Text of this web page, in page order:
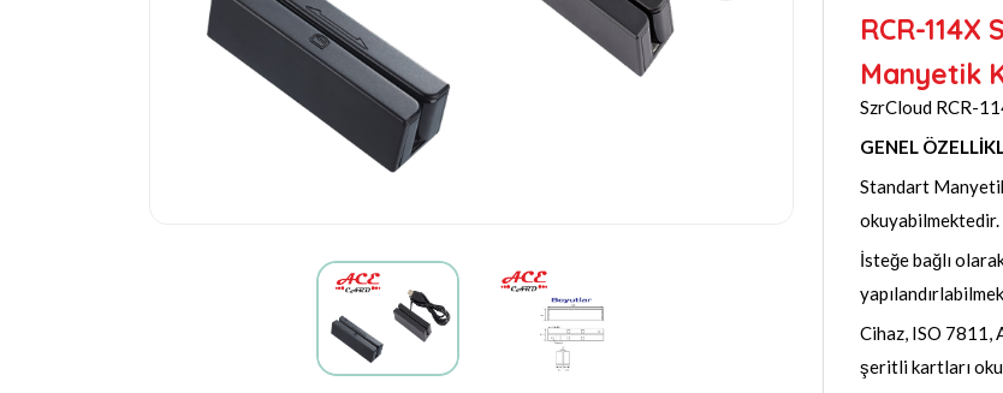
RCR-114X
Manyetik
SzrCloud RCR-
GENEL
Standart
okuyabilmektedir.
İsteğe bağlı
Cihaz, ISO 7811,
şeritli kartları